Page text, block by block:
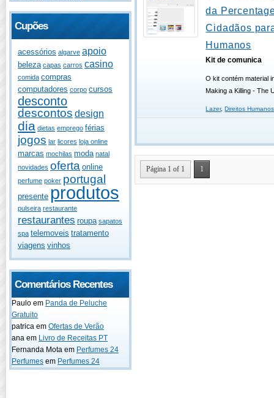
Cupões
acessórios algarve apoio
beleza capas carros casino
comida compras
computadores corpo cursos
desconto
descontos design
dia dietas emprego férias
jogos lar licores loja online
marcas mochilas moda natal
novidades oferta online
perfume poker portugal
presente produtos
pulseira restaurante
restaurantes roupa sapatos
spa telemoveis tratamento
viagens vinhos
Comentários Recentes
Paulo em Panda de Peluche
Gratuito
patrica em Ofertas de Verão
ana em Livro de Receitas PT
Fernanda Mota em Perfumes 24
Perfumes em Perfumes 24
da
Cidadãos
Humanos
Kit de comunica
O kit contém material
Making a Killing - The
Lazer,Direitos Humanos
Página 1 of 1 1